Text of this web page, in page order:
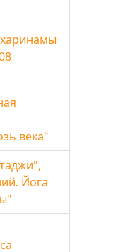
века"
Йога